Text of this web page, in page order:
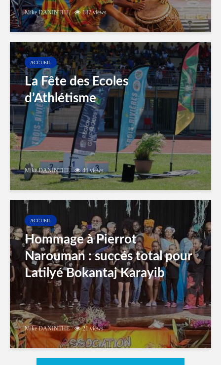
Mike DANINTHE 187 views
ACCUEIL
La Fête des Ecoles
d’Athlétisme
Mike DANINTHE 46 views
ACCUEIL
Hommage à Pierrot
Narouman : succés total pour
Latilyé Bokantaj Karayib
Mike DANINTHE 21 views